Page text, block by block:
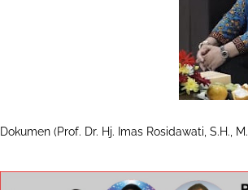
Dokumen (Prof. Dr. Hj. Imas Rosidawati, S.H.,